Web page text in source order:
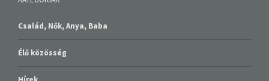
Család, Nők, Anya, Baba
Élő közösség